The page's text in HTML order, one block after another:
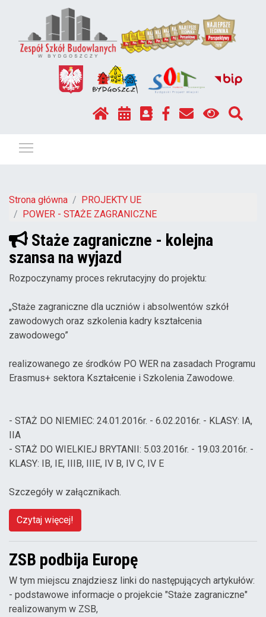
Strona główna
PROJEKTY UE
POWER - STAŻE ZAGRANICZNE
Staże zagraniczne - kolejna
szansa na wyjazd
Rozpoczynamy proces rekrutacyjny do projektu:
„Staże zagraniczne dla uczniów i absolwentów szkół
zawodowych oraz szkolenia kadry kształcenia
zawodowego”
realizowanego ze środków PO WER na zasadach Programu
Erasmus+ sektora Kształcenie i Szkolenia Zawodowe.
- STAŻ DO NIEMIEC: 24.01.2016r. - 6.02.2016r. - KLASY: IA,
IIA
- STAŻ DO WIELKIEJ BRYTANII: 5.03.2016r. - 19.03.2016r. -
KLASY: IB, IE, IIIB, IIIE, IV B, IV C, IV E
Szczegóły w załącznikach.
Czytaj więcej!
ZSB podbija Europę
W tym miejscu znajdziesz linki do następujących artykułów:
- podstawowe informacje o projekcie "Staże zagraniczne"
realizowanym w ZSB,